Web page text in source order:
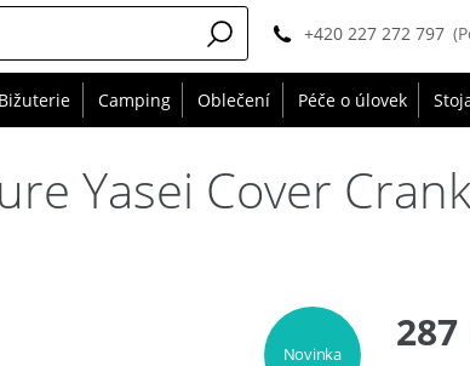
+420 227 272 797
Bižuterie Camping Oblečení Péče o úlovek
Yasei Cover
Novinka 287